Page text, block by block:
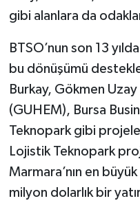
gibi alanlara da
BTSO’nun son 13
bu dönüşümü
Burkay, Gökmen
(GUHEM), Bursa
Teknopark gibi
Lojistik Teknopark
Marmara’nın en
milyon dolarlık bir